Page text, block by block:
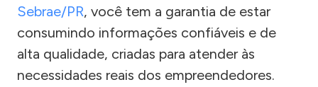
Sebrae/PR, você tem a garantia de estar
consumindo informações confiáveis e de
alta qualidade, criadas para atender às
necessidades reais dos empreendedores.